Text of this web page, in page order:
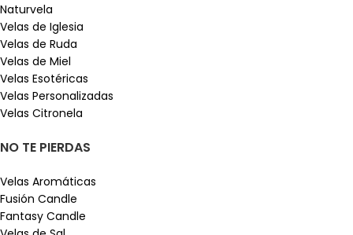
Naturvela
Velas de Iglesia
Velas de Ruda
Velas de Miel
Velas Esotéricas
Velas Personalizadas
Velas Citronela
NO TE PIERDAS
Velas Aromáticas
Fusión Candle
Fantasy Candle